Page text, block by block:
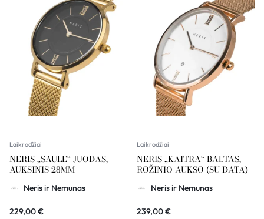
Laikrodžiai
NERIS „SAULĖ“ JUODAS,
AUKSINIS 28MM
Neris ir Nemunas
229,00€
Laikrodžiai
NERIS „KAITRA“ BALTAS,
ROŽINIO AUKSO (SU DATA)
Neris ir Nemunas
239,00€